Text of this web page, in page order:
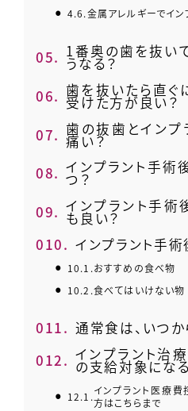
4.6.金属アレルギーでイン
5. 1番奥の歯を抜い
うなる？
6. 歯を抜いたら直ぐ
受けた方が良い？
7. 歯の抜歯とインプ
痛い？
8. インプラント手術
つ？
9. インプラント手術
も良い？
10. インプラント手
10.1.おすすめの食べ物
10.2.食べてはいけない物
11. 通常食は、いつ
12. インプラント治
の支給対象にな
12.1.インプラント医療費
方はこちらまで